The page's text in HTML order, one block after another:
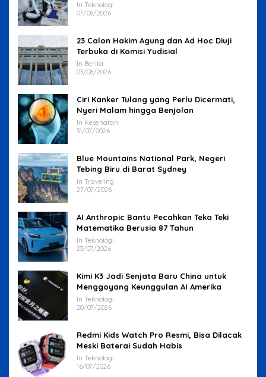
In Teknologi
07/08/2026
23 Calon Hakim Agung dan Ad Hoc Diuji
Terbuka di Komisi Yudisial
In Berita
03/08/2026
Ciri Kanker Tulang yang Perlu Dicermati,
Nyeri Malam hingga Benjolan
In Kesehatan
31/07/2026
Blue Mountains National Park, Negeri
Tebing Biru di Barat Sydney
In Traveling
27/07/2026
AI Anthropic Bantu Pecahkan Teka Teki
Matematika Berusia 87 Tahun
In Teknologi
23/07/2026
Kimi K3 Jadi Senjata Baru China untuk
Menggoyang Keunggulan AI Amerika
In Teknologi
20/07/2026
Redmi Kids Watch Pro Resmi, Bisa Dilacak
Meski Baterai Sudah Habis
In Teknologi
16/07/2026